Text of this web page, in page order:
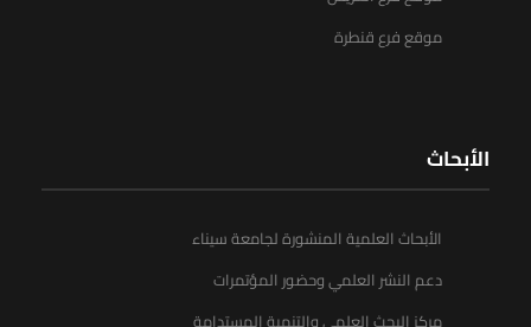
موقع فرع قنطرة
الأبحاث
الأبحاث العلمية المنشورة لجامعة سيناء
دعم النشر العلمي وحضور المؤتمرات
مركز البحث العلمي والتنمية المستدامة